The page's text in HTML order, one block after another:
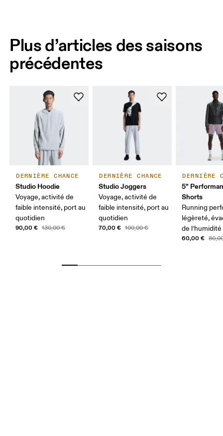
Plus d’articles des saisons
précédentes
DERNIÈRE CHANCE
Studio Hoodie
Voyage, activité de
faible intensité, port au
quotidien
90,00 € 130,00 €
DERNIÈRE CHANCE
Studio Joggers
Voyage, activité de
faible intensité, port au
quotidien
70,00 € 100,00 €
DERNIÈRE
5"
Shorts
Running
légèreté,
de l’humidité
60,00 €